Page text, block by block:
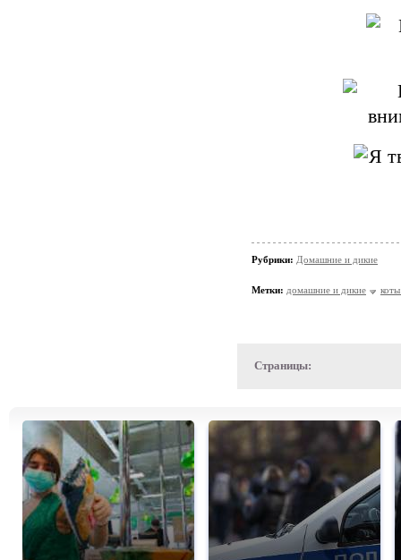
Рубрики: Домашние и дикие
Метки: домашние и дикие
Страницы: